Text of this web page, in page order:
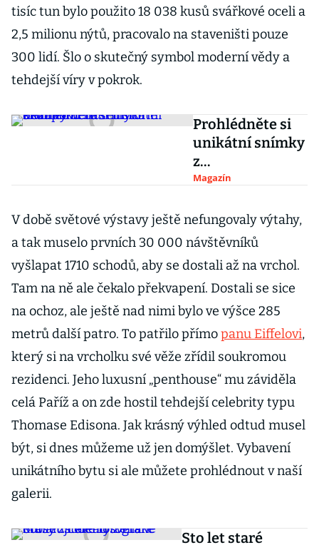
tisíc tun bylo použito 18 038 kusů svářkové oceli a
2,5 milionu nýtů, pracovalo na staveništi pouze
300 lidí. Šlo o skutečný symbol moderní vědy a
tehdejší víry v pokrok.
Prohlédněte si
unikátní snímky
z
nezapomenutel
naší historie
Magazín
V době světové výstavy ještě nefungovaly výtahy,
a tak muselo prvních 30 000 návštěvníků
vyšlapat 1710 schodů, aby se dostali až na vrchol.
Tam na ně ale čekalo překvapení. Dostali se sice
na ochoz, ale ještě nad nimi bylo ve výšce 285
metrů další patro. To patřilo přímopanu Eiffelovi,
který si na vrcholku své věže zřídil soukromou
rezidenci. Jeho luxusní „penthouse“ mu záviděla
celá Paříž a on zde hostil tehdejší celebrity typu
Thomase Edisona. Jak krásný výhled odtud musel
být, si dnes můžeme už jen domýšlet. Vybavení
unikátního bytu si ale můžete prohlédnout v naší
galerii.
Sto let staré